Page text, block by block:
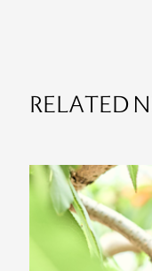
RELATED